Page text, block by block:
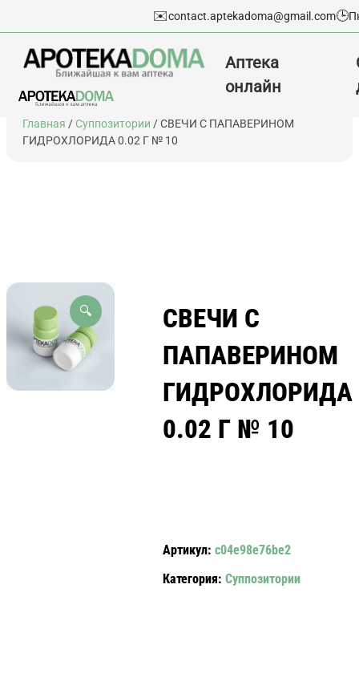
Перейти
содержимому
✉️contact.aptekadoma@gmail.com🕒
Аптека
онлайн
Главная / Суппозитории / СВЕЧИ С ПАПАВЕРИНОМ
ГИДРОХЛОРИДА 0.02 Г № 10
🔍
СВЕЧИ С
ПАПАВЕРИНОМ
ГИДРОХЛОРИДА
0.02 Г № 10
Артикул: c04e98e76be2
Категория: Суппозитории